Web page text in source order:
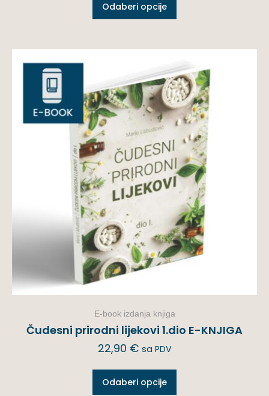
Odaberi opcije
E-book izdanja knjiga
Čudesni prirodni lijekovi 1.dio E-KNJIGA
22,90 € sa PDV
Odaberi opcije